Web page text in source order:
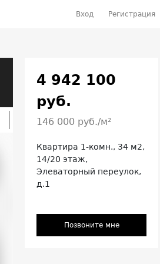
Вход Регистрация
4 942 100
руб.
146 000 руб./м²
Квартира 1-комн., 34 м2,
14/20 этаж,
Элеваторный переулок,
д.1
Позвоните мне